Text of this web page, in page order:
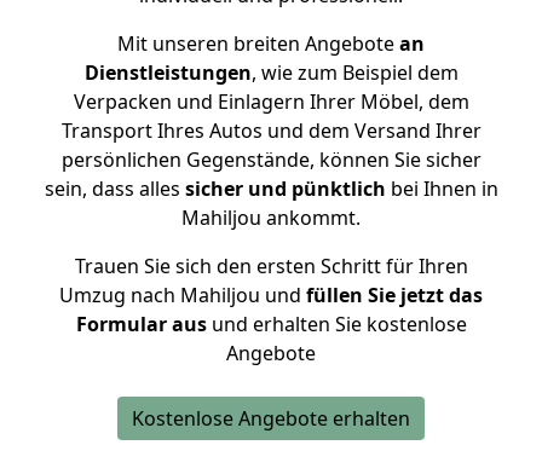
Mit unseren breiten Angebotean
Dienstleistungen, wie zum Beispiel dem
Verpacken und Einlagern Ihrer Möbel, dem
Transport Ihres Autos und dem Versand Ihrer
persönlichen Gegenstände, können Sie sicher
sein, dass alles sicher und pünktlich bei Ihnen in
Mahiljou ankommt.
Trauen Sie sich den ersten Schritt für Ihren
Umzug nach Mahiljou und füllen Sie jetzt das
Formular ausund erhalten Sie kostenlose
Angebote
Kostenlose Angebote erhalten